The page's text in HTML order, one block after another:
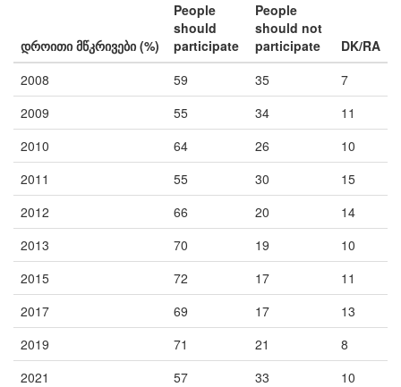
დროითი მწკრივები (%)
People
should
participate
People
should not
participate
DK/RA
2008
59 35
7
2009
55 34
11
2010
64 26
10
2011
55 30
15
2012
66 20
14
2013
70 19
10
2015
72 17
11
2017
69 17
13
2019
71 21
8
2021
57 33
10